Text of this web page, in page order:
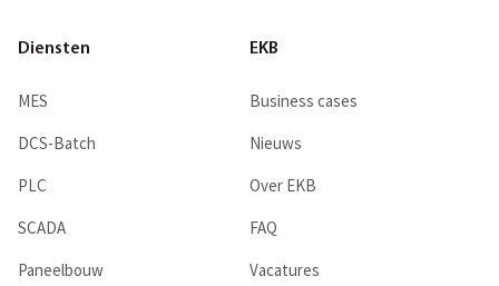
Diensten
MES
DCS-Batch
PLC
SCADA
Paneelbouw
EKB
Business cases
Nieuws
Over EKB
FAQ
Vacatures